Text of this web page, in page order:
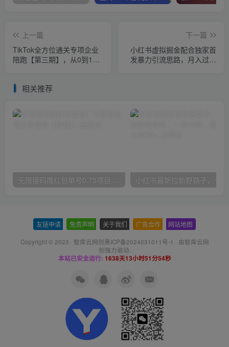
上一篇
‎TikTok全方位通关专项企业
陪跑【第三期】，从0到1真
下一篇
小红书虚拟掘金配合独家首
发暴力引流思路，月入过万
相关推荐
无限接码撸红包单号0.75项目无偿分享给你【揭秘】
友链申请 免责声明 关于我们 广告合作 网站地图
Copyright © 2023 · 智库云网创黑ICP备2024031011号-1 · 由智库云网
创强力驱动.
本站已安全运行: 1638天13小时51分54秒